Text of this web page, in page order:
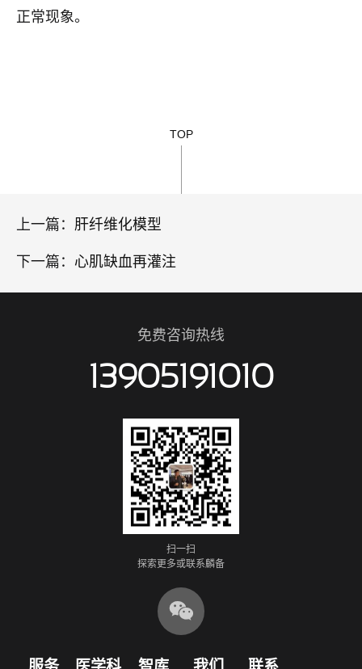
正常现象。
TOP
上一篇： 肝纤维化模型
下一篇： 心肌缺血再灌注
免费咨询热线
13905191010
扫一扫
探索更多或联系麟备
